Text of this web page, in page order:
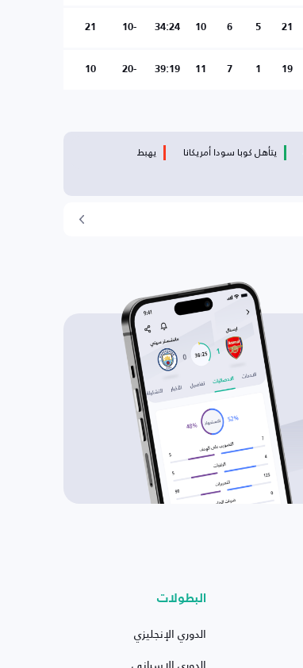
21
5
6
10
34:24
-10
21
19
1
7
11
39:19
-20
10
يتأهل كوبا سودا أمريكانا
يهبط
البطولات
الدوري الإنجليزي